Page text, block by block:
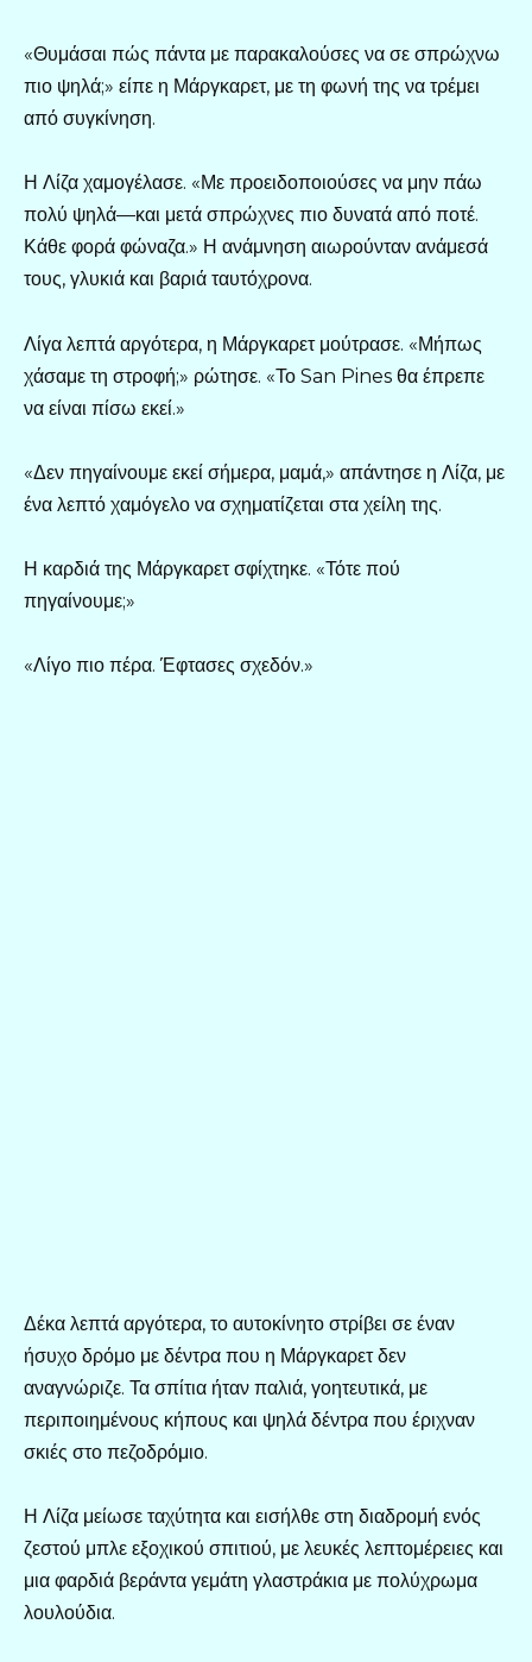
«Θυμάσαι πώς πάντα με παρακαλούσες να σε σπρώχνω
πιο ψηλά;» είπε η Μάργκαρετ, με τη φωνή της να τρέμει
από συγκίνηση.
Η Λίζα χαμογέλασε. «Με προειδοποιούσες να μην πάω
πολύ ψηλά—και μετά σπρώχνες πιο δυνατά από ποτέ.
Κάθε φορά φώναζα.» Η ανάμνηση αιωρούνταν ανάμεσά
τους, γλυκιά και βαριά ταυτόχρονα.
Λίγα λεπτά αργότερα, η Μάργκαρετ μούτρασε. «Μήπως
χάσαμε τη στροφή;» ρώτησε. «Το San Pines θα έπρεπε
να είναι πίσω εκεί.»
«Δεν πηγαίνουμε εκεί σήμερα, μαμά,» απάντησε η Λίζα, με
ένα λεπτό χαμόγελο να σχηματίζεται στα χείλη της.
Η καρδιά της Μάργκαρετ σφίχτηκε. «Τότε πού
πηγαίνουμε;»
«Λίγο πιο πέρα. Έφτασες σχεδόν.»
Δέκα λεπτά αργότερα, το αυτοκίνητο στρίβει σε έναν
ήσυχο δρόμο με δέντρα που η Μάργκαρετ δεν
αναγνώριζε. Τα σπίτια ήταν παλιά, γοητευτικά, με
περιποιημένους κήπους και ψηλά δέντρα που έριχναν
σκιές στο πεζοδρόμιο.
Η Λίζα μείωσε ταχύτητα και εισήλθε στη διαδρομή ενός
ζεστού μπλε εξοχικού σπιτιού, με λευκές λεπτομέρειες και
μια φαρδιά βεράντα γεμάτη γλαστράκια με πολύχρωμα
λουλούδια.